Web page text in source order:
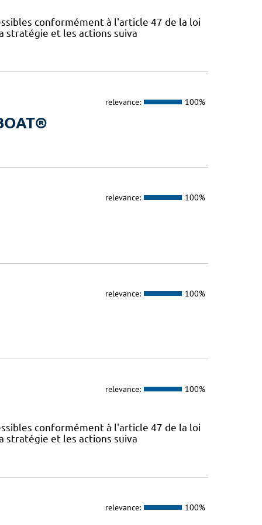
conformément à l'article 47 de la loi
stratégie et les actions suiva
relevance: 100%
relevance: 100%
relevance: 100%
relevance: 100%
conformément à l'article 47 de la loi
stratégie et les actions suiva
relevance: 100%